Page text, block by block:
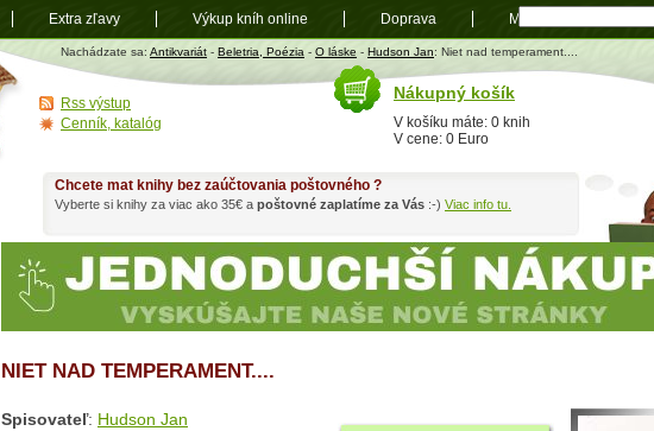
Antikvariát
shop.sk
Nachádzate sa: Antikvariát - Beletria, Poézia - O láske - Hudson Jan: Niet nad temperament....
NIET NAD TEMPERAMENT....
Spisovateľ: Hudson Jan
Chcete mat knihy bez zaúčtovania poštovného ?
Vyberte si knihy za viac ako 35€ a poštovné zaplatíme za Vás :-) Viac info tu.
Nákupný košík
V košíku máte: 0 knih
V cene: 0 Euro
Rss výstup
Cenník, katalóg
Extra zľavy Výkup kníh online Doprava Mapa